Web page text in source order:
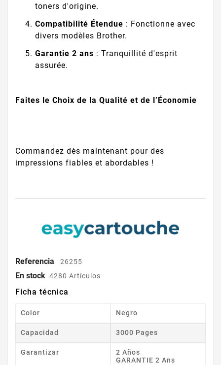
toners d'origine.
Compatibilité Étendue : Fonctionne avec
divers modèles Brother.
Garantie 2 ans : Tranquillité d'esprit
assurée.
Faites le Choix de la Qualité et de l’Économie
Commandez dès maintenant pour des
impressions fiables et abordables !
Referencia 26255
En stock 4280 Artículos
Ficha técnica
Color Negro
Capacidad 3000 Pages
Garantizar
2 Años
GARANTIE 2 Ans